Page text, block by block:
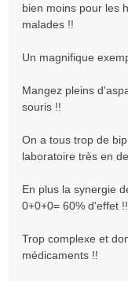
g
e
n
u
bien moins pour les
malades !!
Un magnifique
Mangez pleins
souris !!
On a tous trop de
laboratoire très en
En plus la synergie
0+0+0= 60% d'effet !!
Trop complexe et
médicaments !!